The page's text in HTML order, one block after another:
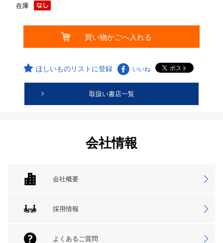
在庫
ほしいものリストに登録 いいね
取扱い書店一覧
会社情報
会社概要
採用情報
よくあるご質問